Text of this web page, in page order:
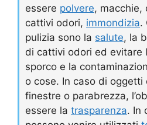
essere polvere, macchie,
cattivi odori, immondizia.
pulizia sono la salute, la
di cattivi odori ed evitare
sporco e la
o cose. In caso di oggetti
finestre o parabrezza,
essere la trasparenza. In